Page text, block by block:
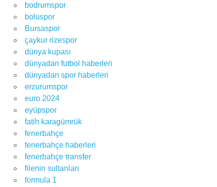
bodrumspor
boluspor
Bursaspor
çaykur rizespor
dünya kupası
dünyadan futbol haberleri
dünyadan spor haberleri
erzurumspor
euro 2024
eyüpspor
fatih karagümrük
fenerbahçe
fenerbahçe haberleri
fenerbahçe transfer
filenin sultanları
formula 1